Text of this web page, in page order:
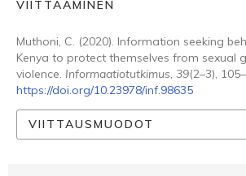
VIITTAAMINEN
Muthoni, C. (2020). Information seeking
Kenya to protect themselves from sexual
violence. Informaatiotutkimus, 39(2–3),
https://doi.org/10.23978/inf.98635
VIITTAUSMUODOT